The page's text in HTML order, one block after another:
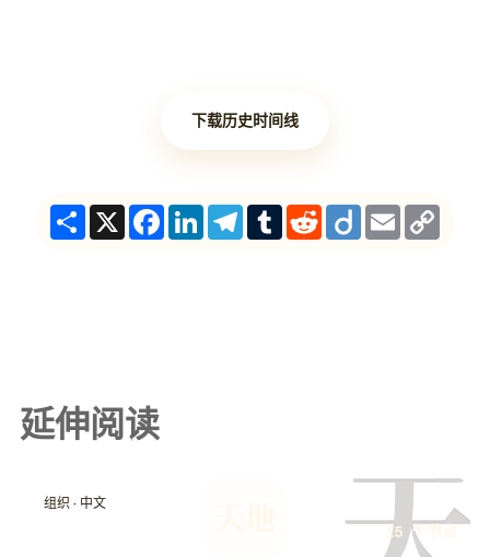
下载历史时间线
ShareX Facebook
LinkedInTelegram
TumblrRedditDiigoEmail
延伸阅读
组织 · 中文
15 个节点